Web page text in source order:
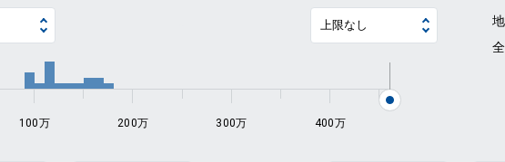
100万 200万 300万 400万